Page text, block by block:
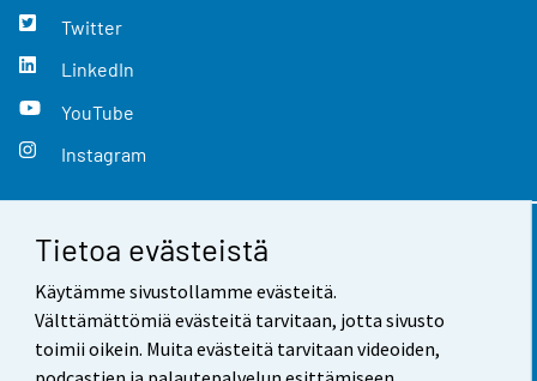
Tietoa evästeistä
Käytämme sivustollamme evästeitä.
Välttämättömiä evästeitä tarvitaan, jotta sivusto
toimii oikein. Muita evästeitä tarvitaan videoiden,
Twitter
LinkedIn
YouTube
Instagram
Yhteystiedot
Palaute
Käyttöehdot